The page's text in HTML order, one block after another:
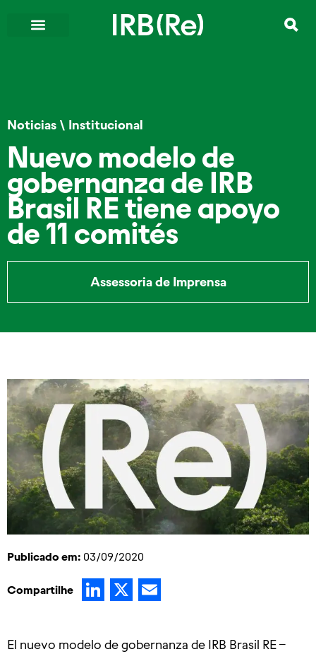
Noticias \ Institucional
Nuevo modelo de
gobernanza de IRB
Brasil RE tiene apoyo
de 11 comités
Assessoria de Imprensa
Publicado em: 03/09/2020
Compartilhe LinkedIn
X
El nuevo modelo de gobernanza de IRB Brasil RE –